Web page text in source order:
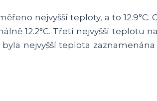
nejvyšší teploty, a to 12.9°C.
12.2°C. Třetí nejvyšší teplotu
nejvyšší teplota